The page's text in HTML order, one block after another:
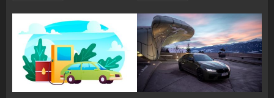
longévité
du
moteur
PureTech
:
conseils
pratiques
rémunératrices
pour
chauffeurs
pour
gagner
de
l’argent